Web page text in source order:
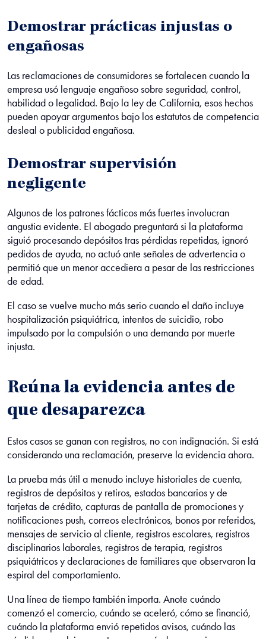
Demostrar prácticas injustas o
engañosas
Las reclamaciones de consumidores se fortalecen cuando la
empresa usó lenguaje engañoso sobre seguridad, control,
habilidad o legalidad. Bajo la ley de California, esos hechos
pueden apoyar argumentos bajo los estatutos de competencia
desleal o publicidad engañosa.
Demostrar supervisión
negligente
Algunos de los patrones fácticos más fuertes involucran
angustia evidente. El abogado preguntará si la plataforma
siguió procesando depósitos tras pérdidas repetidas, ignoró
pedidos de ayuda, no actuó ante señales de advertencia o
permitió que un menor accediera a pesar de las restricciones
de edad.
El caso se vuelve mucho más serio cuando el daño incluye
hospitalización psiquiátrica, intentos de suicidio, robo
impulsado por la compulsión o una demanda por muerte
injusta.
Reúna la evidencia antes de
que desaparezca
Estos casos se ganan con registros, no con indignación. Si está
considerando una reclamación, preserve la evidencia ahora.
La prueba más útil a menudo incluye historiales de cuenta,
registros de depósitos y retiros, estados bancarios y de
tarjetas de crédito, capturas de pantalla de promociones y
notificaciones push, correos electrónicos, bonos por referidos,
mensajes de servicio al cliente, registros escolares, registros
disciplinarios laborales, registros de terapia, registros
psiquiátricos y declaraciones de familiares que observaron la
espiral del comportamiento.
Una línea de tiempo también importa. Anote cuándo
comenzó el comercio, cuándo se aceleró, cómo se financió,
cuándo la plataforma envió repetidos avisos, cuándo las